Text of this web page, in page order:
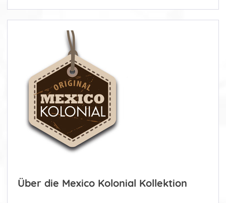
Über die Mexico Kolonial Kollektion